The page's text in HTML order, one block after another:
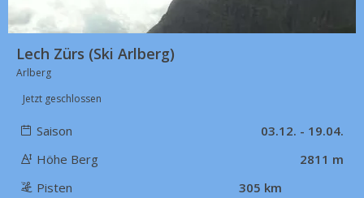
Lech Zürs (Ski Arlberg)
Arlberg
Jetzt geschlossen
Saison
03.12. - 19.04.
Höhe Berg
2811 m
Pisten
305 km